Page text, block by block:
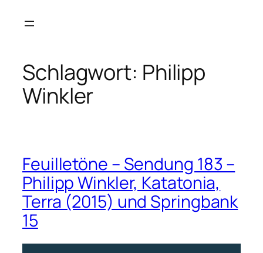
Inhalt
Schlagwort: Philipp
Winkler
Feuilletöne – Sendung 183 –
Philipp Winkler, Katatonia,
Terra (2015) und Springbank
15